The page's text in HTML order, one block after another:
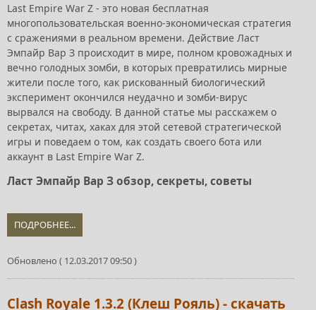
Last Empire War Z - это новая бесплатная
многопользовательская военно-экономическая стратегия
с сражениями в реальном времени. Действие Ласт
Эмпайр Вар З происходит в мире, полном кровожадных и
вечно голодных зомби, в которых превратились мирные
жители после того, как рискованный биологический
эксперимент окончился неудачно и зомби-вирус
вырвался на свободу. В данной статье мы расскажем о
секретах, читах, хаках для этой сетевой стратегической
игры и поведаем о том, как создать своего бота или
аккаунт в Last Empire War Z.
Ласт Эмпайр Вар З обзор, секреты, советы
ПОДРОБНЕЕ...
Обновлено ( 12.03.2017 09:50 )
Clash Royale 1.3.2 (Клеш Рояль) - скачать